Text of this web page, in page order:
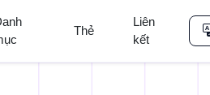
Thẻ
Liên
kết